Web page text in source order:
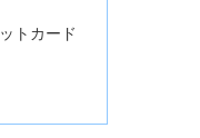
トカード